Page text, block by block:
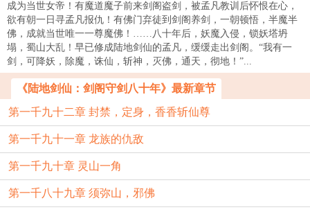
成为当世女帝！有魔道魔子前来剑阁盗剑，被孟凡教训后怀恨在心，
欲有朝一日寻孟凡报仇！有佛门弃徒到剑阁养剑，一朝顿悟，半魔半
佛，成就当世唯一一尊魔佛！……八十年后，妖魔入侵，锁妖塔坍
塌，蜀山大乱！早已修成陆地剑仙的孟凡，缓缓走出剑阁。“我有一
剑，可降妖，除魔，诛仙，斩神，灭佛，通天，彻地！”...
《陆地剑仙：剑阁守剑八十年》最新章节
第一千九十二章 封禁，定身，香香斩仙尊
第一千九十一章 龙族的仇敌
第一千九十章 灵山一角
第一千八十九章 须弥山，邪佛